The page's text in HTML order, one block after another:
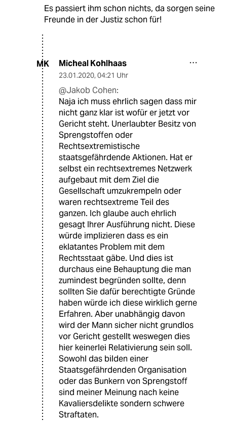
Es passiert ihm schon nichts, da sorgen seine
Freunde in der Justiz schon für!
MK Micheal Kohlhaas
23.01.2020, 04:21 Uhr
@Jakob Cohen:
Naja ich muss ehrlich sagen dass mir
nicht ganz klar ist wofür er jetzt vor
Gericht steht. Unerlaubter Besitz von
Sprengstoffen oder
Rechtsextremistische
staatsgefährdende Aktionen. Hat er
selbst ein rechtsextremes Netzwerk
aufgebaut mit dem Ziel die
Gesellschaft umzukrempeln oder
waren rechtsextreme Teil des
ganzen. Ich glaube auch ehrlich
gesagt Ihrer Ausführung nicht. Diese
würde implizieren dass es ein
eklatantes Problem mit dem
Rechtsstaat gäbe. Und dies ist
durchaus eine Behauptung die man
zumindest begründen sollte, denn
sollten Sie dafür berechtigte Gründe
haben würde ich diese wirklich gerne
Erfahren. Aber unabhängig davon
wird der Mann sicher nicht grundlos
vor Gericht gestellt weswegen dies
hier keinerlei Relativierung sein soll.
Sowohl das bilden einer
Staatsgefährdenden Organisation
oder das Bunkern von Sprengstoff
sind meiner Meinung nach keine
Kavaliersdelikte sondern schwere
Straftaten.